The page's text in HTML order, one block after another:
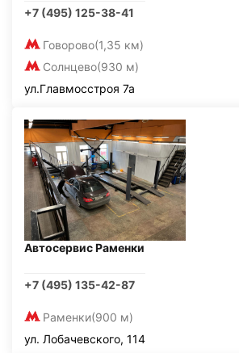
+7 (495) 125-38-41
Говорово(1,35 км)
Солнцево(930 м)
ул.Главмосстроя 7а
Автосервис Раменки
+7 (495) 135-42-87
Раменки(900 м)
ул. Лобачевского, 114